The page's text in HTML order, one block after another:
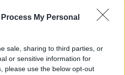
My Personal
sale, sharing to third parties, or
or sensitive information for
please use the below opt-out